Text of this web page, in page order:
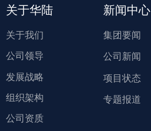
关于华陆
关于我们
公司领导
发展战略
组织架构
公司资质
新闻中心
集团要闻
公司新闻
项目状态
专题报道